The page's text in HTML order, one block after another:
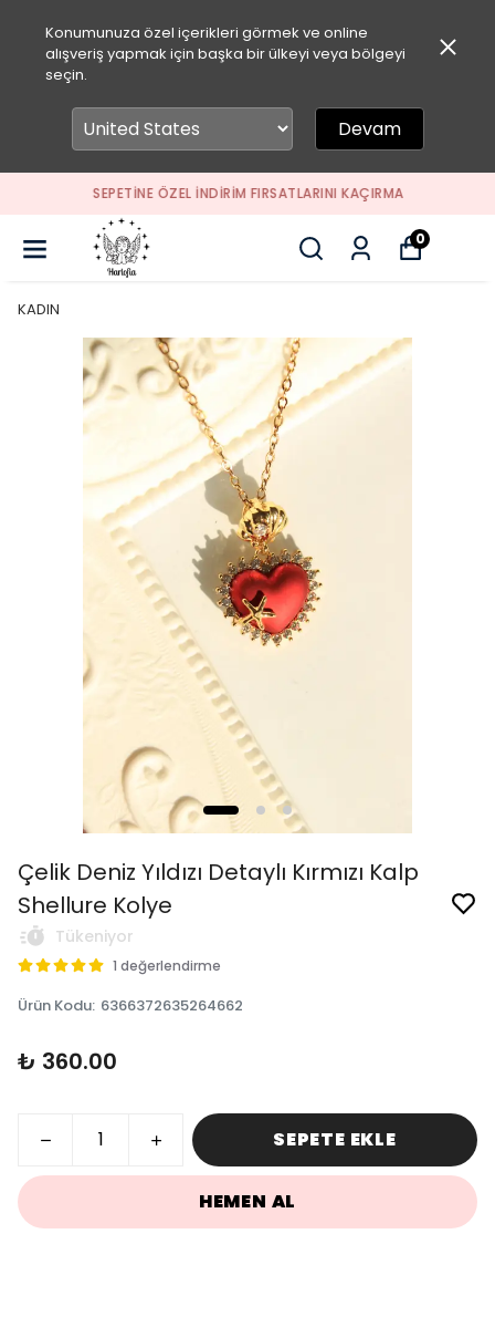
Konumunuza özel içerikleri görmek ve online
alışveriş yapmak için başka bir ülkeyi veya bölgeyi
seçin.
Devam
SEPETİNE ÖZEL İNDİRİM FIRSATLARINI KAÇIRMA
0
KADIN
Çelik Deniz Yıldızı Detaylı Kırmızı Kalp
Shellure Kolye
Tükeniyor
1 değerlendirme
Ürün Kodu: 6366372635264662
₺ 360.00
SEPETE EKLE
HEMEN AL